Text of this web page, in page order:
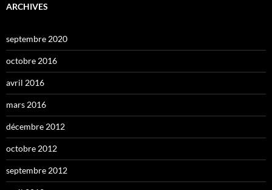
ARCHIVES
septembre 2020
octobre 2016
avril 2016
mars 2016
décembre 2012
octobre 2012
septembre 2012